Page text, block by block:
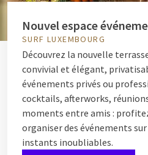
Nouvel espace
SURF LUXEMBOURG
Découvrez la nouvelle
convivial et élégant,
événements privés ou
cocktails, afterworks,
moments entre amis :
organiser des événements
instants inoubliables.